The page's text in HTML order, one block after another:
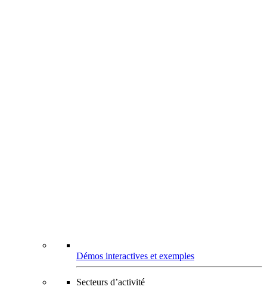
Démos interactives et exemples
Secteurs d’activité